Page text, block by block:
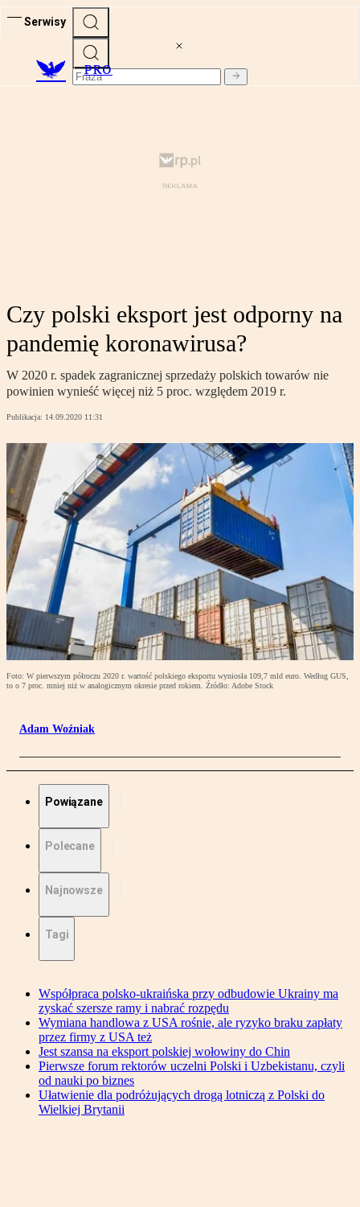
Serwisy
PRO
Czy polski eksport jest odporny na
pandemię koronawirusa?
W 2020 r. spadek zagranicznej sprzedaży polskich towarów nie
powinien wynieść więcej niż 5 proc. względem 2019 r.
Publikacja: 14.09.2020 11:31
Foto: W pierwszym półroczu 2020 r. wartość polskiego eksportu wyniosła 109,7 mld euro. Według GUS,
to o 7 proc. mniej niż w analogicznym okresie przed rokiem. Źródło: Adobe Stock
Adam Woźniak
Powiązane
Polecane
Najnowsze
Tagi
Współpraca polsko-ukraińska przy odbudowie Ukrainy ma
zyskać szersze ramy i nabrać rozpędu
Wymiana handlowa z USA rośnie, ale ryzyko braku zapłaty
przez firmy z USA też
Jest szansa na eksport polskiej wołowiny do Chin
Pierwsze forum rektorów uczelni Polski i Uzbekistanu, czyli
od nauki po biznes
Ułatwienie dla podróżujących drogą lotniczą z Polski do
Wielkiej Brytanii